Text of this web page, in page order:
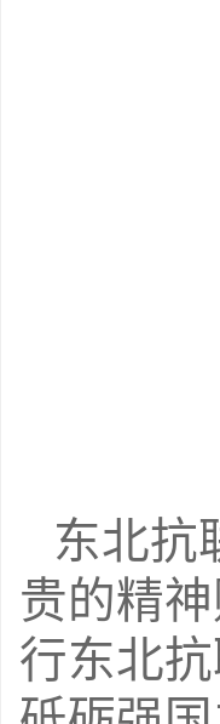
东北抗
贵的精
行东北